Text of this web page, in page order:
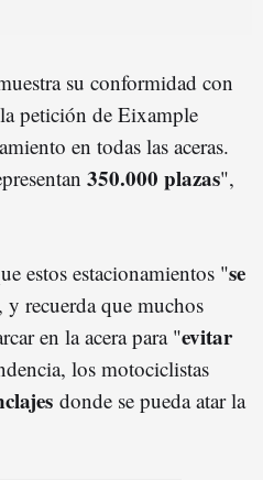
su conformidad con
petición de Eixample
en todas las aceras.
350.000 plazas",
estos estacionamientos "se
y recuerda que muchos
en la acera para "evitar
los motociclistas
donde se pueda atar la